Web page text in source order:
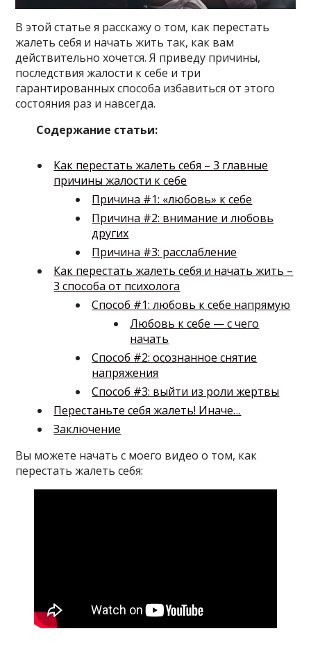
В этой статье я расскажу о том, как перестать
жалеть себя и начать жить так, как вам
действительно хочется. Я приведу причины,
последствия жалости к себе и три
гарантированных способа избавиться от этого
состояния раз и навсегда.
Содержание статьи:
Как перестать жалеть себя – 3 главные
причины жалости к себе
Причина #1: «любовь» к себе
Причина #2: внимание и любовь
других
Причина #3: расслабление
Как перестать жалеть себя и начать жить –
3 способа от психолога
Способ #1: любовь к себе напрямую
Любовь к себе — с чего
начать
Способ #2: осознанное снятие
напряжения
Способ #3: выйти из роли жертвы
Перестаньте себя жалеть! Иначе…
Заключение
Вы можете начать с моего видео о том, как
перестать жалеть себя: